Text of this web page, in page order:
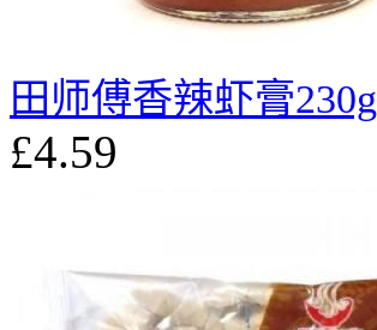
田师傅香辣虾膏230g
£4.59